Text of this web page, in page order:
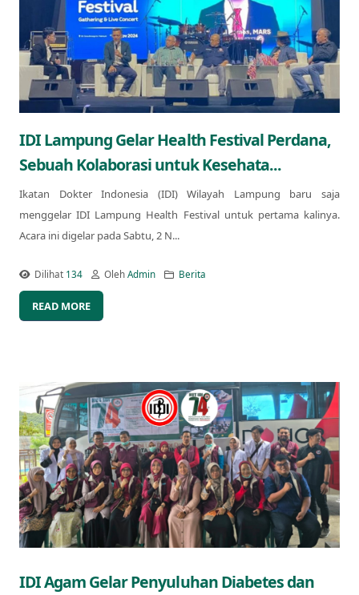
IDI Lampung Gelar Health Festival Perdana,
Sebuah Kolaborasi untuk Kesehata...
Ikatan Dokter Indonesia (IDI) Wilayah Lampung baru saja
menggelar IDI Lampung Health Festival untuk pertama kalinya.
Acara ini digelar pada Sabtu, 2 N...
Dilihat 134 OlehAdmin Berita
READ MORE
IDI Agam Gelar Penyuluhan Diabetes dan